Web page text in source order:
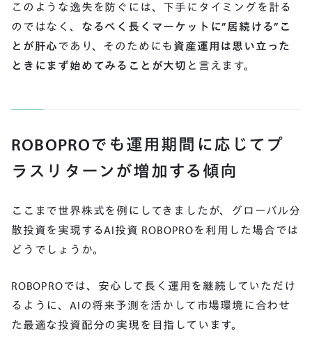
このような逸失を防ぐには、下手にタイミングを計る
のではなく、 なるべく長くマーケットに”居続ける”こ
とが肝心 であり、そのためにも 資産運用は思い立った
ときにまず始めてみることが大切 と言えます。
ROBOPROでも運用期間に応じてプ
ラスリターンが増加する傾向
ここまで世界株式を例にしてきましたが、グローバル分
散投資を実現するAI投資 ROBOPROを利用した場合では
どうでしょうか。
ROBOPROでは、安心して長く運用を継続していただけ
るように、AIの将来予測を活かして市場環境に合わせ
た最適な投資配分の実現を目指しています。